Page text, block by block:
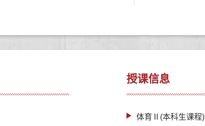
授课信息
体育Ⅱ(本科生课程)